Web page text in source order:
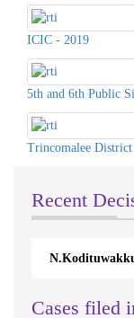
ICIC - 2019
5th and 6th Public
Trincomalee
Recent
Cases filed